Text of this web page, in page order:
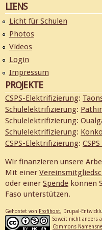
LIENS
Licht für Schulen
Photos
Videos
Login
Impressum
PROJEKTE
CSPS-Elektrifizierung:
Schulelektrifizierung:
Schulelektrifizierung:
Schulelektrifizierung:
CSPS-Elektrifizierung:
Wir finanzieren unsere
Mit einer
oder einer Spende können
Faso unterstützen.
Gehostet von Profihost, Drupal-
Soweit nicht anders
Commons